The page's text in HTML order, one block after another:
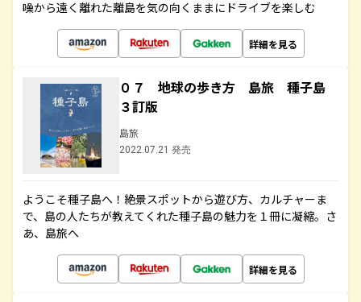
噪から遠く離れた離島を気の向くままにドライブを楽しむ
詳細を見る
０７ 地球の歩き方 島旅 種子島
３訂版
島旅
2022.07.21 発売
ようこそ種子島へ！絶景スポットから遊び方、カルチャーま
で、島の人たちが教えてくれた種子島の魅力を１冊に凝縮。さ
あ、島旅へ
詳細を見る